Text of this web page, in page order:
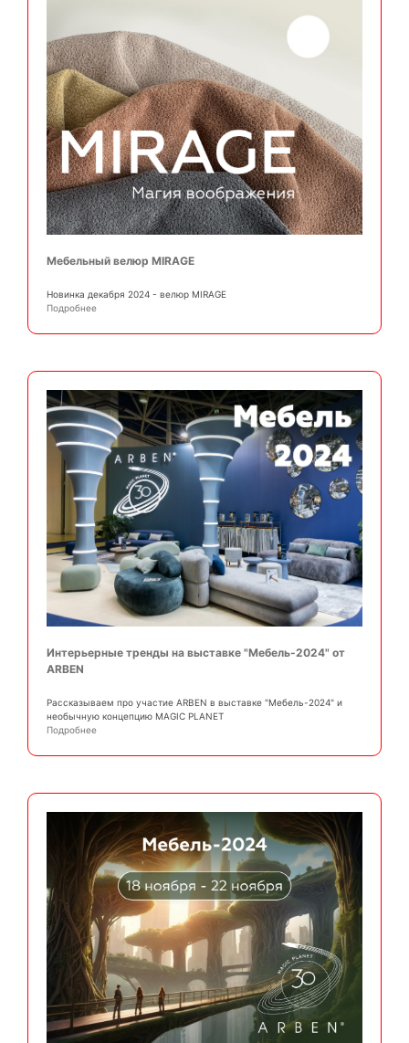
Мебельный велюр MIRAGE
Новинка декабря 2024 - велюр MIRAGE
Подробнее
Интерьерные тренды на выставке "Мебель-2024" от
ARBEN
Рассказываем про участие ARBEN в выставке "Мебель-2024" и
необычную концепцию MAGIC PLANET
Подробнее